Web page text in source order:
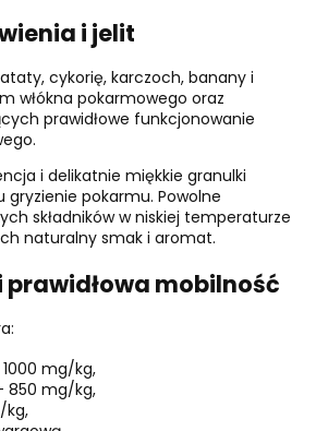
i jelit
cykorię, karczoch, banany i
włókna pokarmowego oraz
prawidłowe funkcjonowanie
i delikatnie miękkie granulki
gryzienie pokarmu. Powolne
składników w niskiej temperaturze
naturalny smak i aromat.
prawidłowa mobilność
mg/kg,
850 mg/kg,
kg,